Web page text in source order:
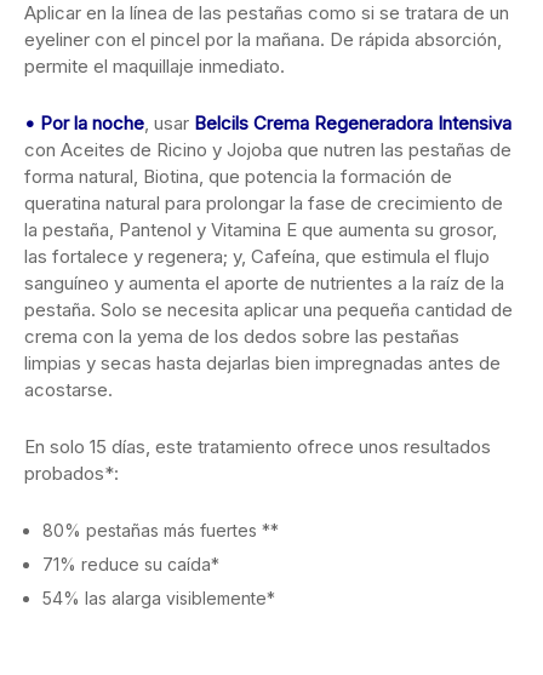
Aplicar en la línea de las pestañas como si se tratara de un
eyeliner con el pincel por la mañana. De rápida absorción,
permite el maquillaje inmediato.
• Por la noche, usar Belcils Crema Regeneradora Intensiva
con Aceites de Ricino y Jojoba que nutren las pestañas de
forma natural, Biotina, que potencia la formación de
queratina natural para prolongar la fase de crecimiento de
la pestaña, Pantenol y Vitamina E que aumenta su grosor,
las fortalece y regenera; y, Cafeína, que estimula el flujo
sanguíneo y aumenta el aporte de nutrientes a la raíz de la
pestaña. Solo se necesita aplicar una pequeña cantidad de
crema con la yema de los dedos sobre las pestañas
limpias y secas hasta dejarlas bien impregnadas antes de
acostarse.
En solo 15 días, este tratamiento ofrece unos resultados
probados*:
80% pestañas más fuertes **
71% reduce su caída*
54% las alarga visiblemente*